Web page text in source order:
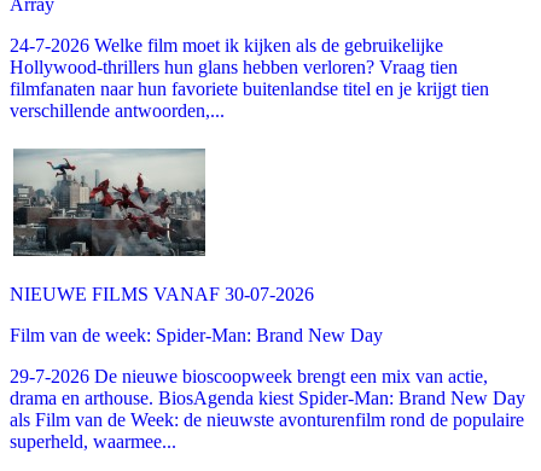
Array
24-7-2026 Welke film moet ik kijken als de gebruikelijke
Hollywood-thrillers hun glans hebben verloren? Vraag tien
filmfanaten naar hun favoriete buitenlandse titel en je krijgt tien
verschillende antwoorden,...
NIEUWE FILMS VANAF 30-07-2026
Film van de week: Spider-Man: Brand New Day
29-7-2026 De nieuwe bioscoopweek brengt een mix van actie,
drama en arthouse. BiosAgenda kiest Spider-Man: Brand New Day
als Film van de Week: de nieuwste avonturenfilm rond de populaire
superheld, waarmee...